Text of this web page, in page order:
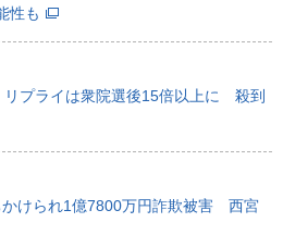
性も
リプライは衆院選後15倍以上に 殺到
かけられ1億7800万円詐欺被害 西宮